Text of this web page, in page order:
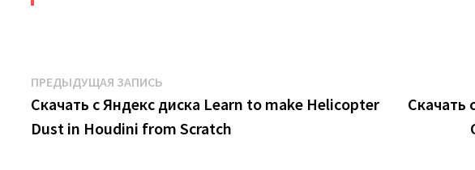
Навигация
по
ПРЕДЫДУЩАЯ ЗАПИСЬ
запись:
Скачать с Яндекс диска Learn to make Helicopter
Dust in Houdini from Scratch
Скачать